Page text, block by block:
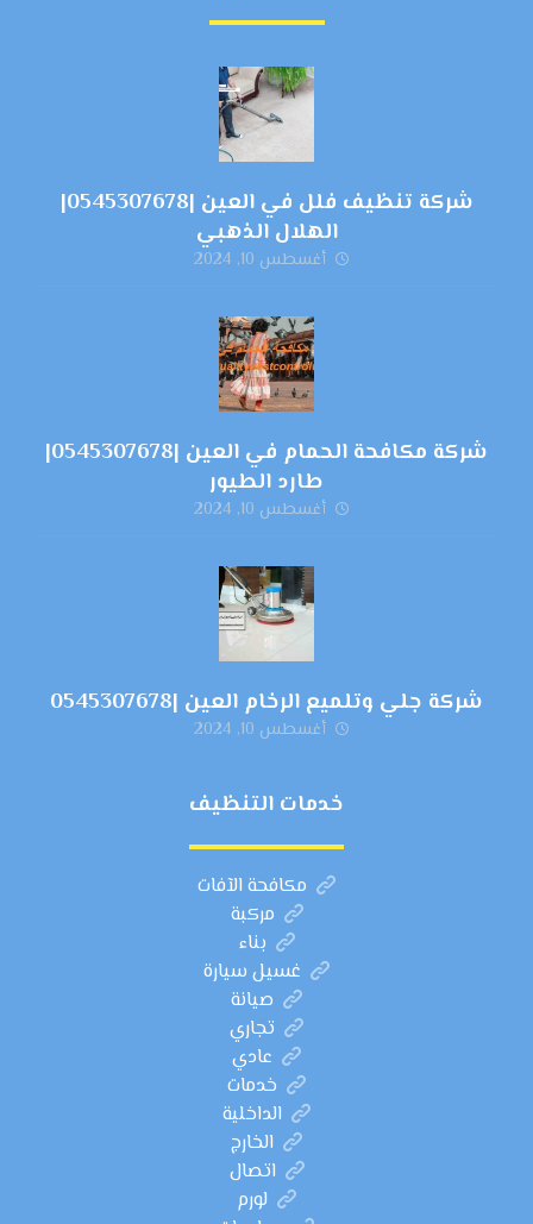
شركة تنظيف فلل في العين |0545307678|
الهلال الذهبي
أغسطس 10, 2024
شركة مكافحة الحمام في العين |0545307678|
طارد الطيور
أغسطس 10, 2024
شركة جلي وتلميع الرخام العين |0545307678
أغسطس 10, 2024
خدمات التنظيف
مكافحة الآفات
مركبة
بناء
غسيل سيارة
صيانة
تجاري
عادي
خدمات
الداخلية
الخارج
اتصال
لورم